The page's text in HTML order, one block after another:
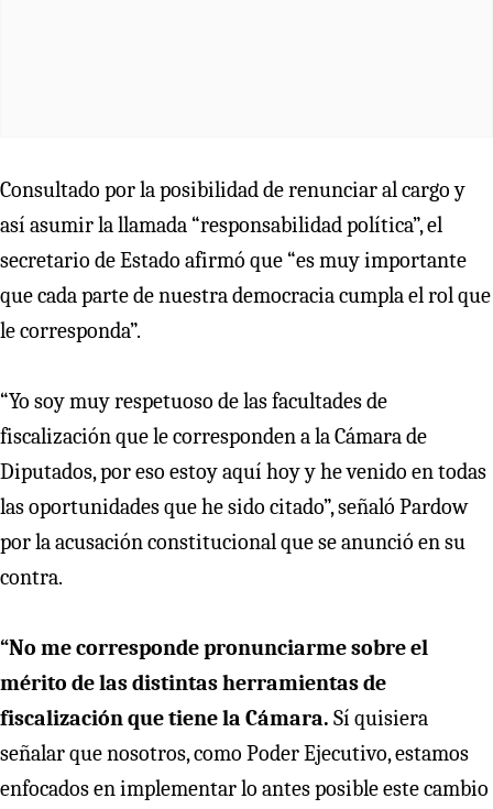
Consultado por la posibilidad de renunciar al cargo y
así asumir la llamada “responsabilidad política”, el
secretario de Estado afirmó que “es muy importante
que cada parte de nuestra democracia cumpla el rol que
le corresponda”.
“Yo soy muy respetuoso de las facultades de
fiscalización que le corresponden a la Cámara de
Diputados, por eso estoy aquí hoy y he venido en todas
las oportunidades que he sido citado”, señaló Pardow
por la acusación constitucional que se anunció en su
contra.
“No me corresponde pronunciarme sobre el
mérito de las distintas herramientas de
fiscalización que tiene la Cámara. Sí quisiera
señalar que nosotros, como Poder Ejecutivo, estamos
enfocados en implementar lo antes posible este cambio